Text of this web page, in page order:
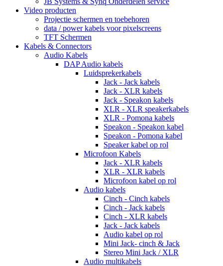
Video producten
Projectie schermen en toebehoren
data / power kabels voor pixelscreens
TFT Schermen
Kabels & Connectors
Audio Kabels
DAP Audio kabels
Luidsprekerkabels
Jack - Jack kabels
Jack - XLR kabels
Jack - Speakon kabels
XLR - XLR speakerkabels
XLR - Pomona kabels
Speakon - Speakon kabel
Speakon - Pomona kabel
Speaker kabel op rol
Microfoon Kabels
Jack - XLR kabels
XLR - XLR kabels
Microfoon kabel op rol
Audio kabels
Cinch - Cinch kabels
Cinch - Jack kabels
Cinch - XLR kabels
Jack - Jack kabels
Audio kabel op rol
Mini Jack- cinch & Jack
Stereo Mini Jack / XLR
Audio multikabels